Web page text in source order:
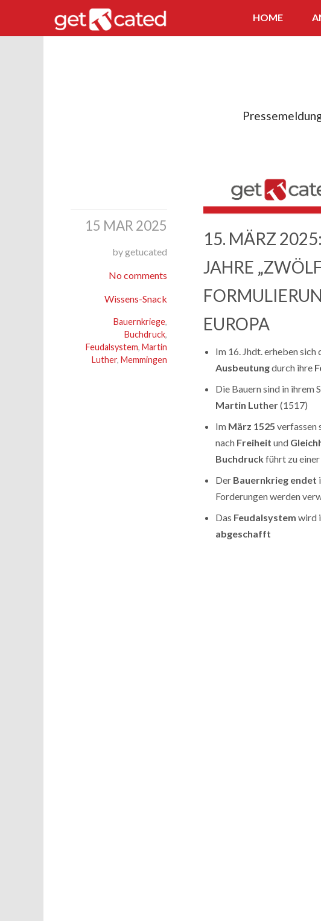
HOME
15 MAR 2025
by getucated
No comments
Wissens-Snack
Bauernkriege,
Buchdruck,
Feudalsystem, Martin
Luther, Memmingen
15. MÄRZ
JAHRE
EUROPA
Im 16. Jhdt. erheben sich
Ausbeutungdurch ihre
Die Bauern sind in ihrem
Martin Luther(1517)
Im März 1525 verfassen
nach Freiheit und
Buchdruckführt zu
Der Bauernkrieg endet
Forderungen werden
Das Feudalsystem wird
abgeschafft